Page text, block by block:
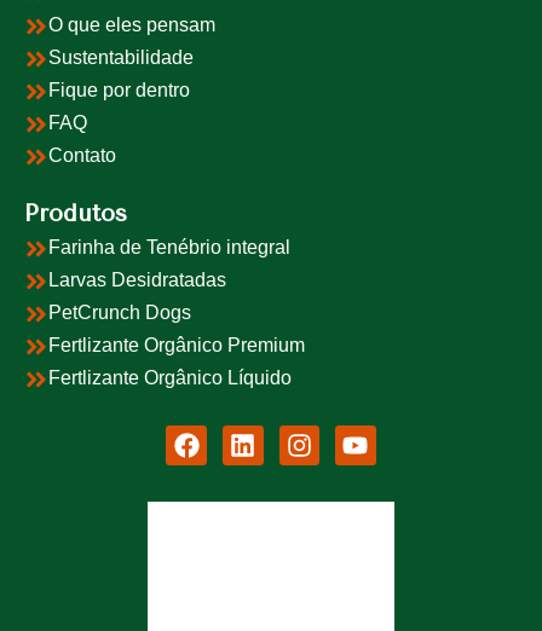
O que eles pensam
Sustentabilidade
Fique por dentro
FAQ
Contato
Produtos
Farinha de Tenébrio integral
Larvas Desidratadas
PetCrunch Dogs
Fertlizante Orgânico Premium
Fertlizante Orgânico Líquido